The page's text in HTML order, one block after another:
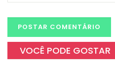
VOCÊ PODE GOSTAR